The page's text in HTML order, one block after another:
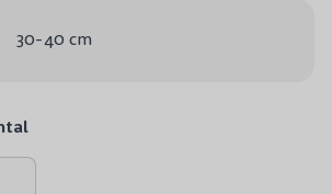
30-40 cm